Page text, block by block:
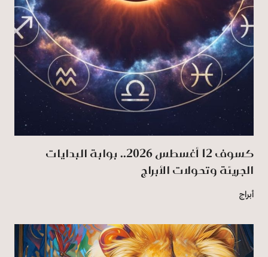
كسوف 12 أغسطس 2026.. بوابة البدايات
الجريئة وتحولات الأبراج
أبراج